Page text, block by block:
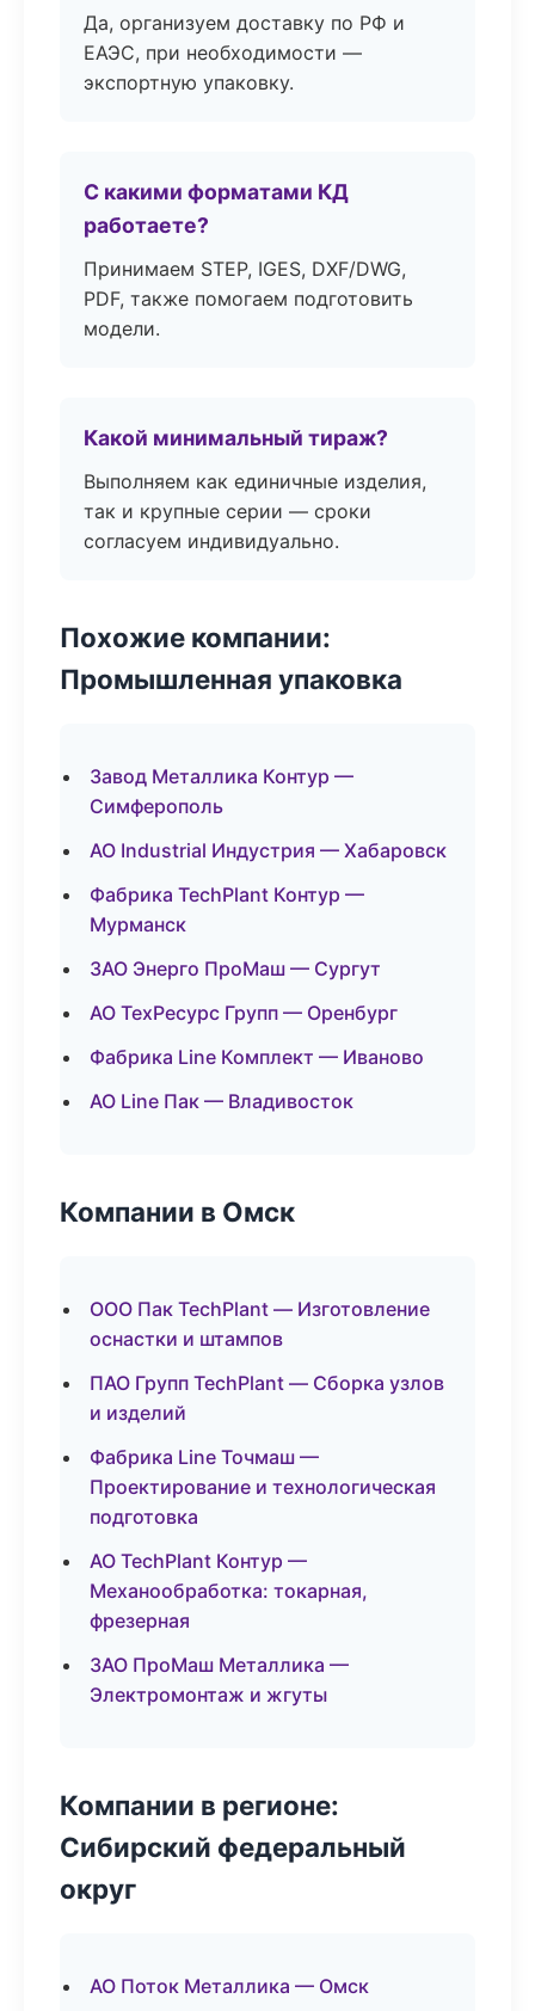
Да, организуем доставку по РФ и
ЕАЭС, при необходимости —
экспортную упаковку.
С какими форматами КД
работаете?
Принимаем STEP, IGES, DXF/DWG,
PDF, также помогаем подготовить
модели.
Какой минимальный тираж?
Выполняем как единичные изделия,
так и крупные серии — сроки
согласуем индивидуально.
Похожие компании:
Промышленная упаковка
Завод Металлика Контур —
Симферополь
АО Industrial Индустрия — Хабаровск
Фабрика TechPlant Контур —
Мурманск
ЗАО Энерго ПроМаш — Сургут
АО ТехРесурс Групп — Оренбург
Фабрика Line Комплект — Иваново
АО Line Пак — Владивосток
Компании в Омск
ООО Пак TechPlant — Изготовление
оснастки и штампов
ПАО Групп TechPlant — Сборка узлов
и изделий
Фабрика Line Точмаш —
Проектирование и технологическая
подготовка
АО TechPlant Контур —
Механообработка: токарная,
фрезерная
ЗАО ПроМаш Металлика —
Электромонтаж и жгуты
Компании в регионе:
Сибирский федеральный
округ
АО Поток Металлика — Омск